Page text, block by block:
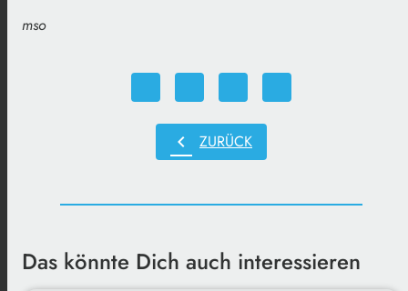
mso
chevron_left ZURÜCK
Das könnte Dich auch interessieren